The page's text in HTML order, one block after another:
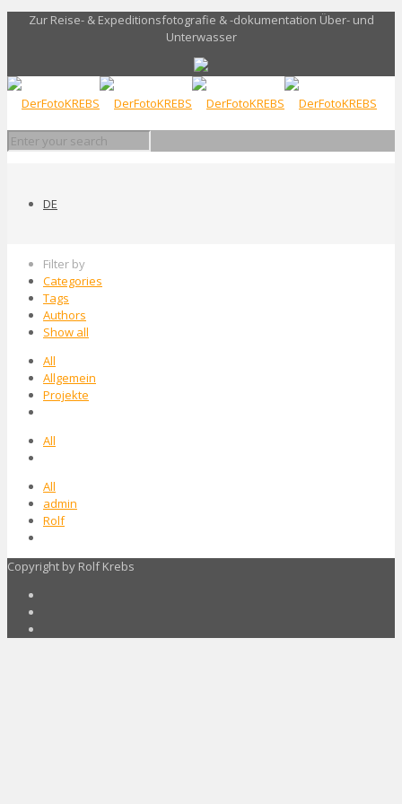
Zur Reise- & Expeditionsfotografie & -dokumentation Über- und
Unterwasser
DE
Filter by
Categories
Tags
Authors
Show all
All
Allgemein
Projekte
All
All
admin
Rolf
Copyright by Rolf Krebs